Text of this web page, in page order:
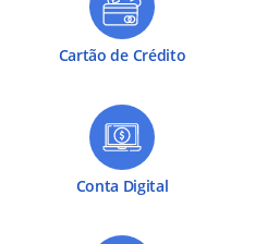
Cartão de Crédito
Conta Digital